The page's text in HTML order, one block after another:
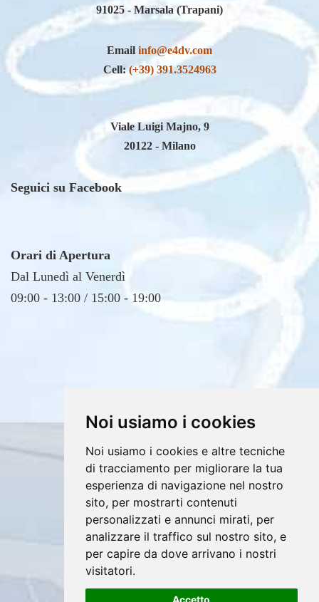
Noi usiamo i cookies
Noi usiamo i cookies e altre tecniche
di tracciamento per migliorare la tua
esperienza di navigazione nel nostro
sito, per mostrarti contenuti
personalizzati e annunci mirati, per
analizzare il traffico sul nostro sito, e
per capire da dove arrivano i nostri
visitatori.
Accetto
91025 - Marsala (Trapani)
Email info@e4dv.com
Cell:(+39) 391.3524963
Viale Luigi Majno, 9
20122 - Milano
Seguici su Facebook
Orari di Apertura
Dal Lunedì al Venerdì
09:00 - 13:00 / 15:00 - 19:00
riservati.
Partita Iva: 02607760812 /
Privacy e Cookie Policy
Sito realizzato conClickoso